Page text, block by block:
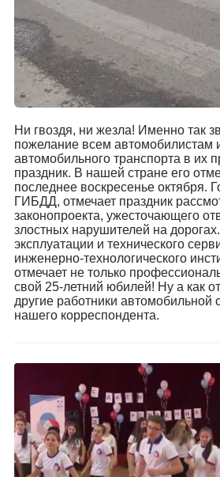
Ни гвоздя, ни жезла! Именно так
пожелание всем автомобилистам
автомобильного транспорта в их
праздник. В нашей стране его
последнее воскресенье октября.
ГИБДД, отмечает праздник
законопроекта, ужесточающего
злостных нарушителей на
эксплуатации и технического
инженерно-технологического
отмечает не только
свой 25-летний юбилей! Ну а как
другие работники
нашего корреспондента.